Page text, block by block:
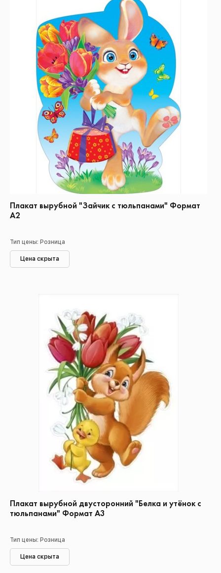
Плакат вырубной "Зайчик с тюльпанами" Формат
А2
Тип цены: Розница
Цена скрыта
Плакат вырубной двусторонний "Белка и утёнок с
тюльпанами" Формат А3
Тип цены: Розница
Цена скрыта